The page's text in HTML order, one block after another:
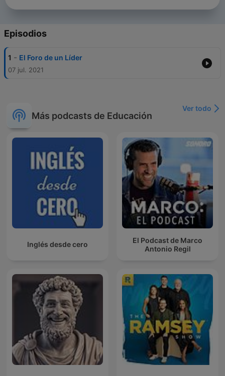
Episodios
1 - El Foro de un Líder
07 jul. 2021
Más podcasts de Educación
Ver todo
Inglés desde cero
El Podcast de Marco
Antonio Regil